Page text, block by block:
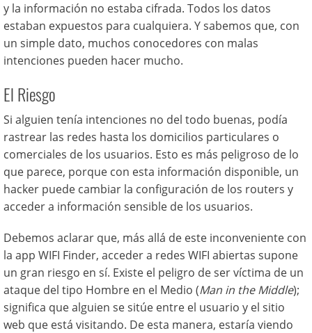
y la información no estaba cifrada. Todos los datos
estaban expuestos para cualquiera. Y sabemos que, con
un simple dato, muchos conocedores con malas
intenciones pueden hacer mucho.
El Riesgo
Si alguien tenía intenciones no del todo buenas, podía
rastrear las redes hasta los domicilios particulares o
comerciales de los usuarios. Esto es más peligroso de lo
que parece, porque con esta información disponible, un
hacker puede cambiar la configuración de los routers y
acceder a información sensible de los usuarios.
Debemos aclarar que, más allá de este inconveniente con
la app WIFI Finder, acceder a redes WIFI abiertas supone
un gran riesgo en sí. Existe el peligro de ser víctima de un
ataque del tipo Hombre en el Medio (Man in the Middle);
significa que alguien se sitúe entre el usuario y el sitio
web que está visitando. De esta manera, estaría viendo